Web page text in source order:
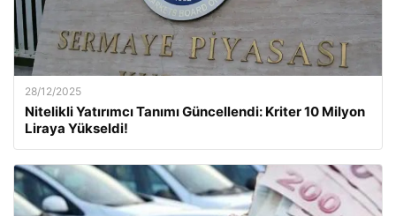
28/12/2025
Nitelikli Yatırımcı Tanımı Güncellendi: Kriter 10 Milyon
Liraya Yükseldi!